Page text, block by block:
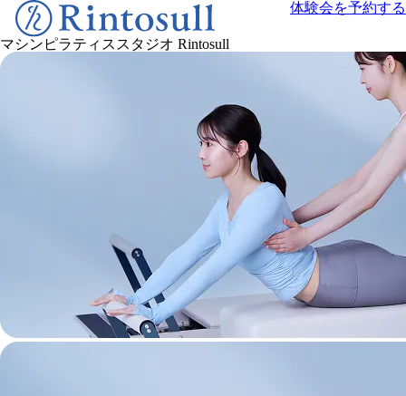
マシンピラティススタジオ Rintosull
体験会を予約する